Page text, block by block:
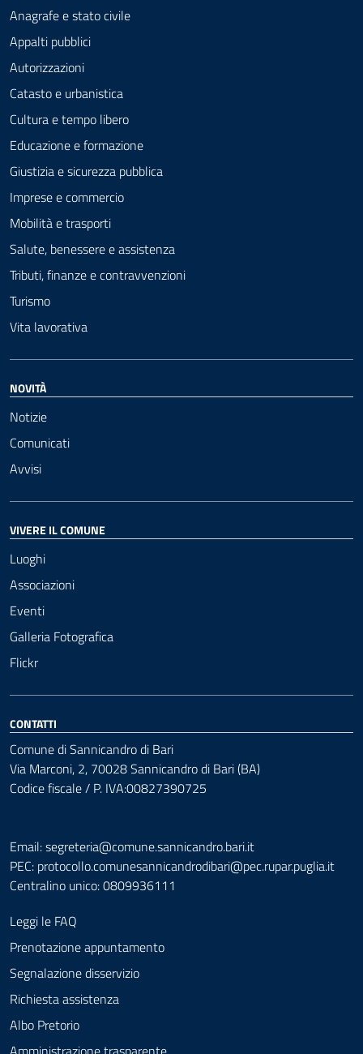
Anagrafe e stato civile
Appalti pubblici
Autorizzazioni
Catasto e urbanistica
Cultura e tempo libero
Educazione e formazione
Giustizia e sicurezza pubblica
Imprese e commercio
Mobilità e trasporti
Salute, benessere e assistenza
Tributi, finanze e contravvenzioni
Turismo
Vita lavorativa
NOVITÀ
Notizie
Comunicati
Avvisi
VIVERE IL COMUNE
Luoghi
Associazioni
Eventi
Galleria Fotografica
Flickr
CONTATTI
Comune di Sannicandro di Bari
Via Marconi, 2, 70028 Sannicandro di Bari (BA)
Codice fiscale / P. IVA:00827390725
Email: segreteria@comune.sannicandro.bari.it
PEC: protocollo.comunesannicandrodibari@pec.rupar.puglia.it
Centralino unico: 0809936111
Leggi le FAQ
Prenotazione appuntamento
Segnalazione disservizio
Richiesta assistenza
Albo Pretorio